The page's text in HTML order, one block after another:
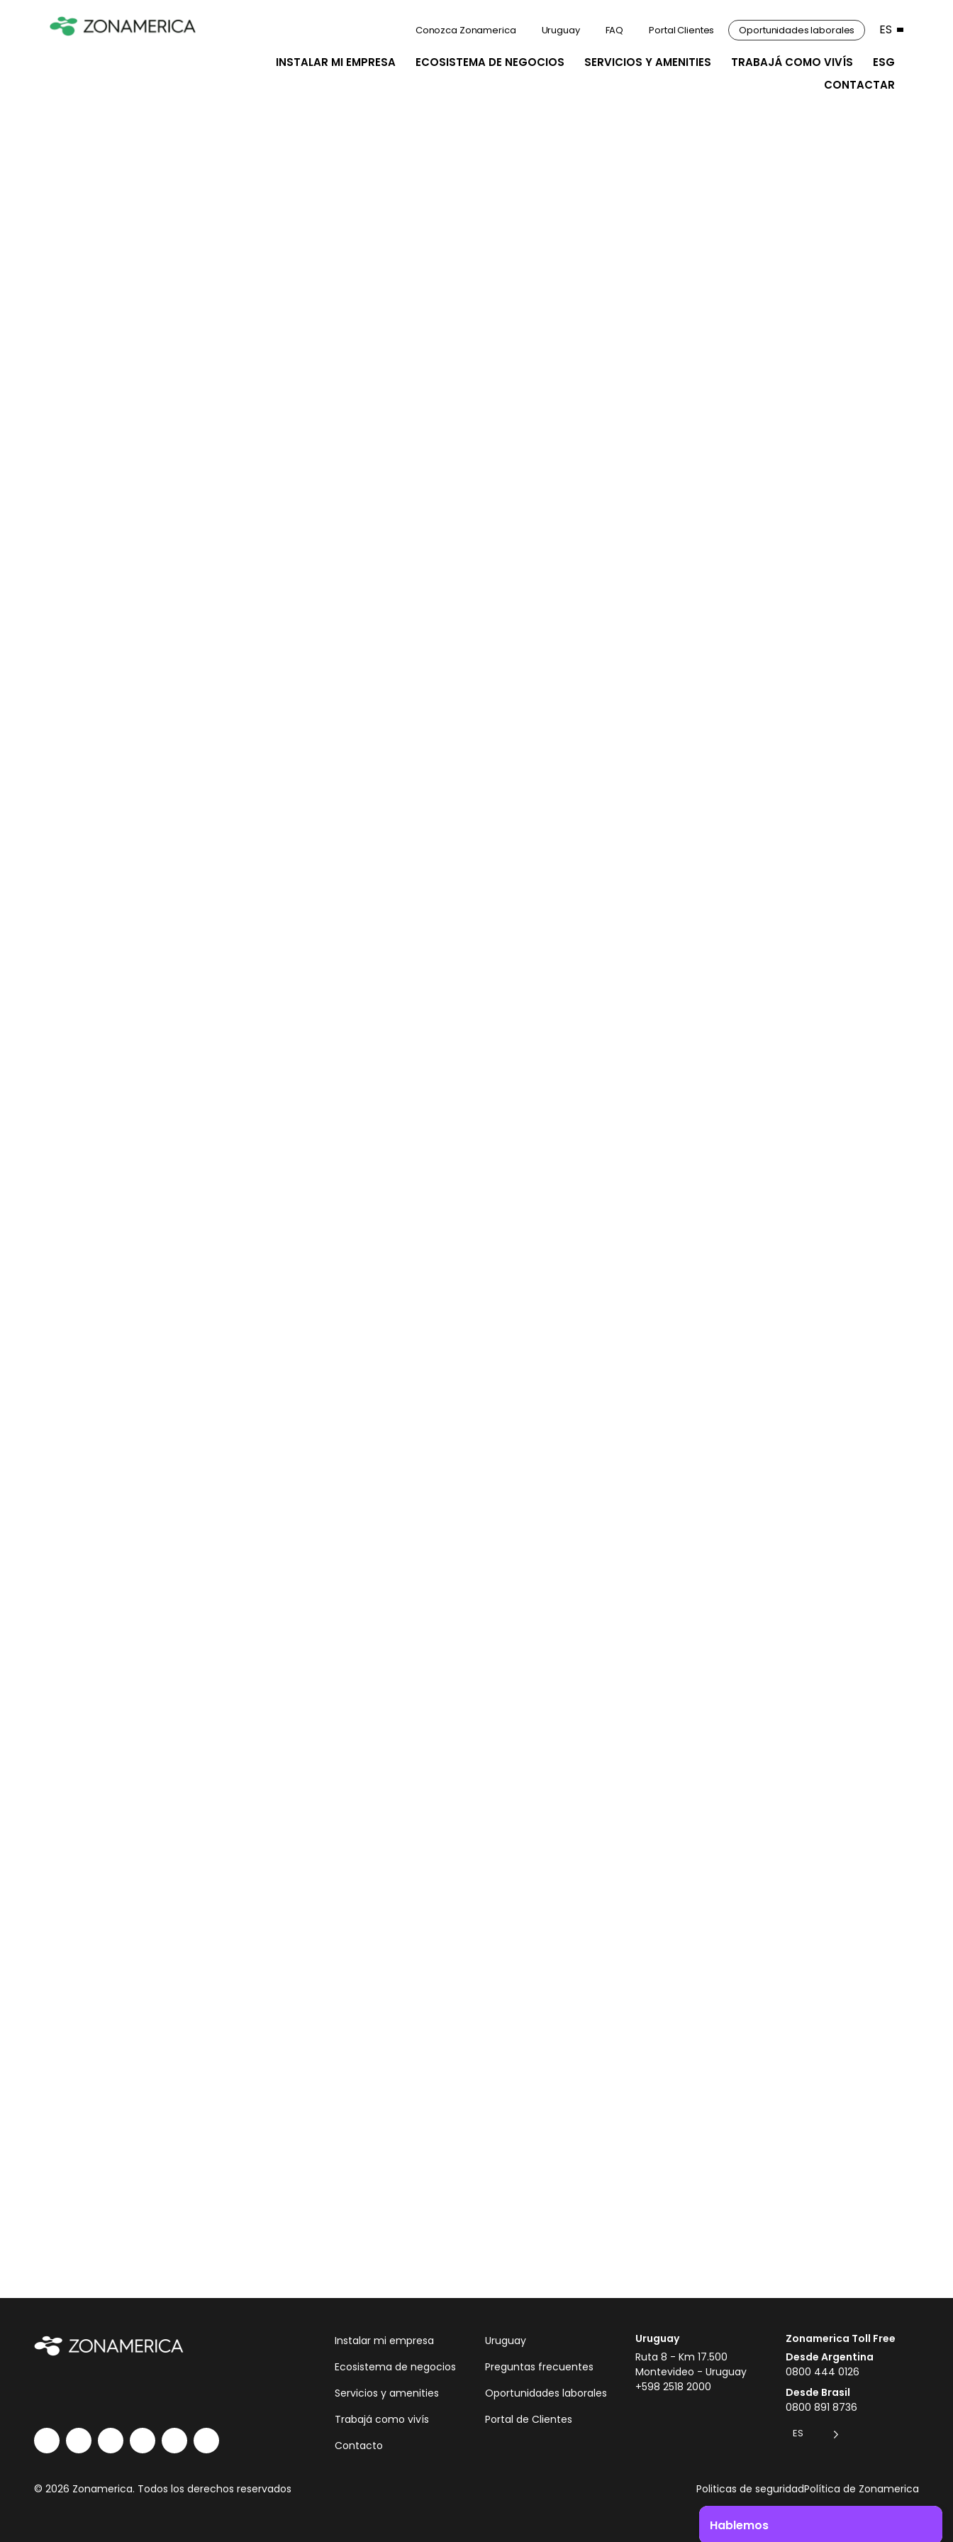
INSTALAR MI EMPRESA ECOSISTEMA DE NEGOCIOS SERVICIOS Y AMENITIES TRABAJÁ COMO VIVÍS
ESG
CONTACTAR
Conozca Zonamerica Uruguay FAQ Portal Clientes Oportunidades laborales ES
Instalar mi empresa
Ecosistema de negocios
Servicios y amenities
Trabajá como vivís
Contacto
Uruguay
Preguntas frecuentes
Oportunidades laborales
Portal de Clientes
Uruguay
Ruta 8 - Km 17.500
Montevideo - Uruguay
+598 2518 2000
Zonamerica Toll Free
Desde Argentina
0800 444 0126
Desde Brasil
0800 891 8736
ES
© 2026 Zonamerica. Todos los derechos reservados Politicas de seguridadPolítica de Zonamerica
Hablemos